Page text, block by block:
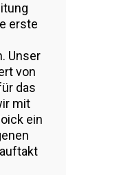
erste
Unser
von
das
mit
ein